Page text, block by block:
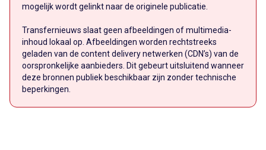
mogelijk wordt gelinkt naar de originele publicatie.
Transfernieuws slaat geen afbeeldingen of multimedia-
inhoud lokaal op. Afbeeldingen worden rechtstreeks
geladen van de content delivery netwerken (CDN’s) van de
oorspronkelijke aanbieders. Dit gebeurt uitsluitend wanneer
deze bronnen publiek beschikbaar zijn zonder technische
beperkingen.